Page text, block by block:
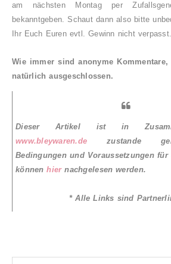
am nächsten Montag per
bekanntgeben. Schaut dann also bitte
Ihr Euch Euren evtl. Gewinn nicht verpasst.
Wie immer sind anonyme
natürlich ausgeschlossen.
Dieser Artikel ist in
www.bleywaren.de zustande
Bedingungen und Voraussetzungen
könnenhiernachgelesen werden.
* Alle Links sind